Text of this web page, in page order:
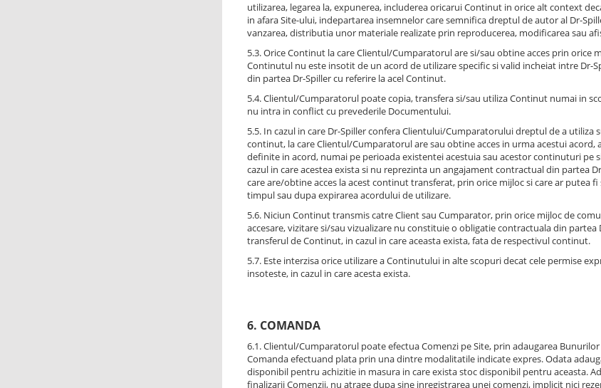
utilizarea, legarea la, expunerea, includerea oricarui Continut in orice alt context
in afara Site-ului, indepartarea insemnelor care semnifica dreptul de autor al Dr-
vanzarea, distributia unor materiale realizate prin reproducerea, modificarea sau
5.3. Orice Continut la care Clientul/Cumparatorul are si/sau obtine acces prin orice
Continutul nu este insotit de un acord de utilizare specific si valid incheiat intre Dr-
din partea Dr-Spiller cu referire la acel Continut.
5.4. Clientul/Cumparatorul poate copia, transfera si/sau utiliza Continut numai in
nu intra in conflict cu prevederile Documentului.
5.5. In cazul in care Dr-Spiller confera Clientului/Cumparatorului dreptul de a
continut, la care Clientul/Cumparatorul are sau obtine acces in urma acestui
definite in acord, numai pe perioada existentei acestuia sau acestor continuturi
cazul in care acestea exista si nu reprezinta un angajament contractual din partea
care are/obtine acces la acest continut transferat, prin orice mijloc si care ar putea
timpul sau dupa expirarea acordului de utilizare.
5.6. Niciun Continut transmis catre Client sau Cumparator, prin orice mijloc de
accesare, vizitare si/sau vizualizare nu constituie o obligatie contractuala din
transferul de Continut, in cazul in care aceasta exista, fata de respectivul continut.
5.7. Este interzisa orice utilizare a Continutului in alte scopuri decat cele permise
insoteste, in cazul in care acesta exista.
6. COMANDA
6.1. Clientul/Cumparatorul poate efectua Comenzi pe Site, prin adaugarea
Comanda efectuand plata prin una dintre modalitatile indicate expres. Odata
disponibil pentru achizitie in masura in care exista stoc disponibil pentru aceasta.
finalizarii Comenzii, nu atrage dupa sine inregistrarea unei comenzi, implicit nici